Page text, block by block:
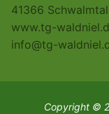
41366 Schwalmtal
www.tg-
info@tg-
Copyright ©